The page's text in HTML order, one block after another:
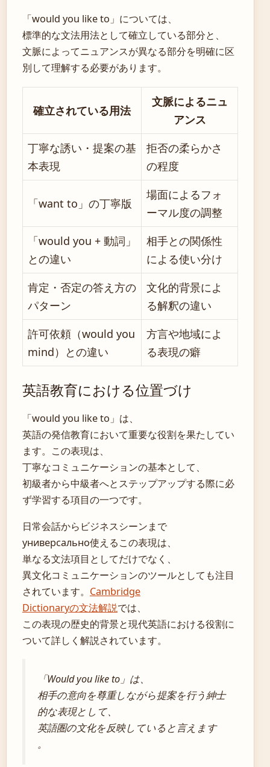
「would you like to」については、
標準的な文法用法として確立している部分と、
文脈によってニュアンスが異なる部分を明確に区
別して理解する必要があります。
確立されている用法
文脈によるニュ
アンス
丁寧な誘い・提案の基
本表現
拒否の柔らかさ
の程度
「want to」の丁寧版
場面によるフォ
ーマル度の調整
「would you + 動詞」
との違い
相手との関係性
による使い分け
肯定・否定の答え方の
パターン
文化的背景によ
る解釈の違い
許可依頼（would you
mind）との違い
方言や地域によ
る表現の癖
英語教育における位置づけ
「would you like to」は、
英語の発信教育において重要な役割を果たしてい
ます。この表現は、
丁寧なコミュニケーションの基本として、
初級者から中級者へとステップアップする際に必
ず学習する項目の一つです。
日常会話からビジネスシーンまで
универсально使えるこの表現は、
単なる文法項目としてだけでなく、
異文化コミュニケーションのツールとしても注目
されています。 Cambridge
Dictionaryの文法解説では、
この表現の歴史的背景と現代英語における役割に
ついて詳しく解説されています。
「Would you like to」は、
相手の意向を尊重しながら提案を行う紳士
的な表現として、
英語圏の文化を反映していると言えます
。